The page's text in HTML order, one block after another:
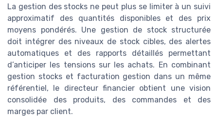
La gestion des stocks ne peut plus se limiter à un suivi
approximatif des quantités disponibles et des prix
moyens pondérés. Une gestion de stock structurée
doit intégrer des niveaux de stock cibles, des alertes
automatiques et des rapports détaillés permettant
d’anticiper les tensions sur les achats. En combinant
gestion stocks et facturation gestion dans un même
référentiel, le directeur financier obtient une vision
consolidée des produits, des commandes et des
marges par client.